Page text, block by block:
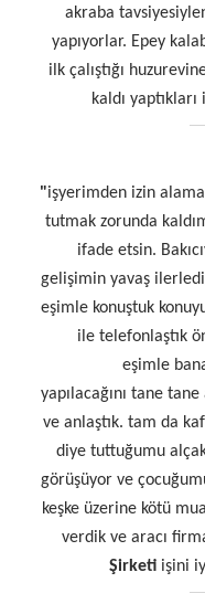
akraba
yapıyorlar. Epey
ilk çalıştığı
kaldı
"işyerimden izin
tutmak zorunda
ifade etsin.
gelişimin yavaş
eşimle konuştuk
ile telefonlaştık
eşimle
yapılacağını tane
ve anlaştık. tam da
diye tuttuğumu
görüşüyor ve
keşke üzerine kötü
verdik ve aracı
Şirketi işini